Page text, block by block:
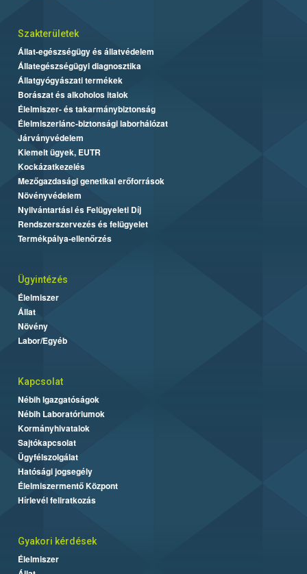
Szakterületek
Állat-egészségügy és állatvédelem
Állategészségügyi diagnosztika
Állatgyógyászati termékek
Borászat és alkoholos italok
Élelmiszer- és takarmánybiztonság
Élelmiszerlánc-biztonsági laborhálózat
Járványvédelem
Kiemelt ügyek, EUTR
Kockázatkezelés
Mezőgazdasági genetikai erőforrások
Növényvédelem
Nyilvántartási és Felügyeleti Díj
Rendszerszervezés és felügyelet
Termékpálya-ellenőrzés
Ügyintézés
Élelmiszer
Állat
Növény
Labor/Egyéb
Kapcsolat
Nébih Igazgatóságok
Nébih Laboratóriumok
Kormányhivatalok
Sajtókapcsolat
Ügyfélszolgálat
Hatósági jogsegély
Élelmiszermentő Központ
Hírlevél feliratkozás
Gyakori kérdések
Élelmiszer